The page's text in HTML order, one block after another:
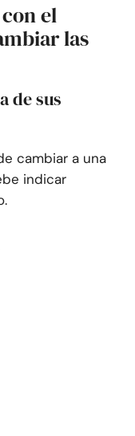
el
las
de sus
cambiar a una
indicar